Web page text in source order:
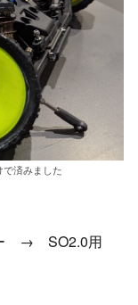
済みました
ー → SO2.0用